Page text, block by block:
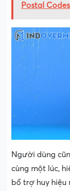
Postal
Người dùng
cùng một lúc,
bổ trợ huy hiệu